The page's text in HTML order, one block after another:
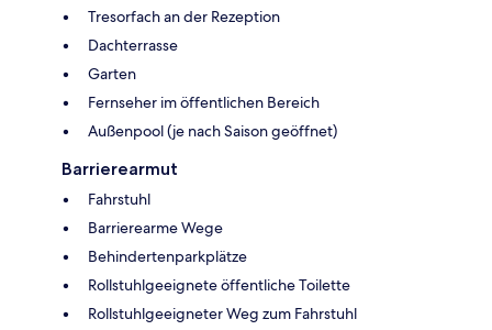
Tresorfach an der Rezeption
Dachterrasse
Garten
Fernseher im öffentlichen Bereich
Außenpool (je nach Saison geöffnet)
Barrierearmut
Fahrstuhl
Barrierearme Wege
Behindertenparkplätze
Rollstuhlgeeignete öffentliche Toilette
Rollstuhlgeeigneter Weg zum Fahrstuhl